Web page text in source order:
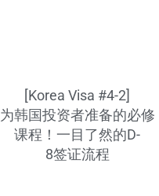
[Korea Visa #4-2]
为韩国投资者准备的必修
课程！一目了然的D-
8签证流程